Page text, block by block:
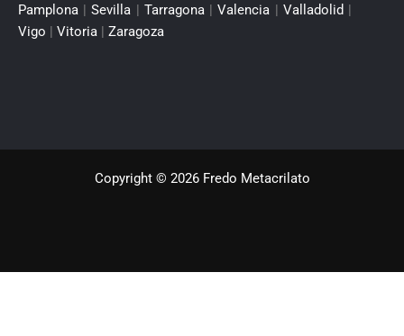
Pamplona | Sevilla | Tarragona | Valencia | Valladolid |
Vigo | Vitoria | Zaragoza
Copyright © 2026 Fredo Metacrilato